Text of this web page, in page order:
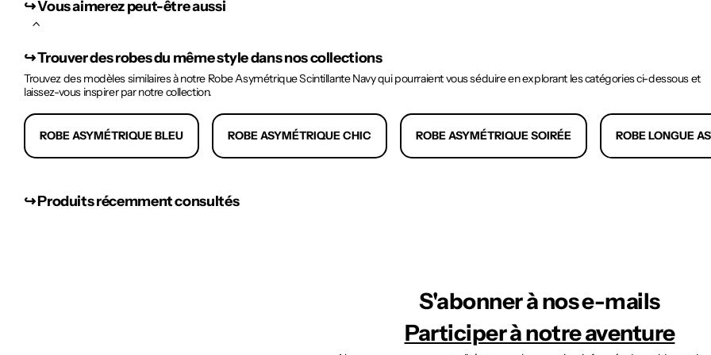
↪︎ Vous aimerez peut-être aussi
↪︎Trouver des robes du même style dans nos collections
Trouvez des modèles similaires à notre Robe Asymétrique Scintillante Navy qui pourraient vous séduire en explorant les catégories ci-dessous et
laissez-vous inspirer par notre collection.
ROBE ASYMÉTRIQUE BLEU ROBE ASYMÉTRIQUE CHIC ROBE ASYMÉTRIQUE SOIRÉE ROBE LONGUE
↪︎ Produits récemment consultés
S'abonner à nos e-mails
Participer à notre aventure